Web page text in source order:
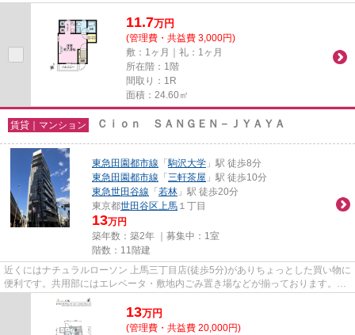
の物件です。アパートの陽当り...
11.7万円
(管理費・共益費 3,000円)
敷：1ヶ月｜礼：1ヶ月
所在階：1階
間取り：1R
面積：24.60㎡
賃貸｜マンション Ｃｉｏｎ ＳＡＮＧＥＮ－ＪＹＡＹＡ
東急田園都市線 「駒沢大学 」駅 徒歩8分
東急田園都市線 「三軒茶屋 」駅 徒歩10分
東急世田谷線 「若林 」駅 徒歩20分
東京都世田谷区 上馬 １丁目
13万円
築年数：築2年 ｜募集中： 1室
階数：11階建
近くにはナチュラルローソン 上馬三丁目店(徒歩5分)がありちょっとした買い物に
便利です。共用部にはエレベータ・敷地内ごみ置き場などが揃っております。初
期費用はカードで決済いた...
13万円
(管理費・共益費 20,000円)